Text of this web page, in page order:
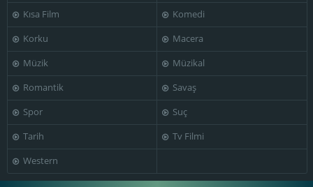
Kakogiannis
Kısa Film
Komedi
Korku
Macera
Müzik
Müzikal
Romantik
Savaş
Spor
Suç
Tarih
Tv Filmi
Western